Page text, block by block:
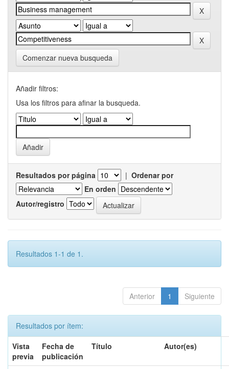
Comenzar nueva busqueda
Añadir filtros:
Usa los filtros para afinar la busqueda.
Resultados por página | Ordenar por
En orden
Autor/registro
Resultados 1-1 de 1.
Anterior 1 Siguiente
Resultados por ítem:
Vista
previa
Fecha de
publicación
Título Autor(es)